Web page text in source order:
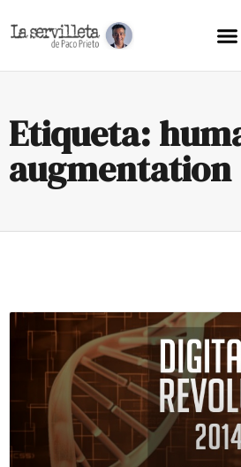
Etiqueta:
augmentation